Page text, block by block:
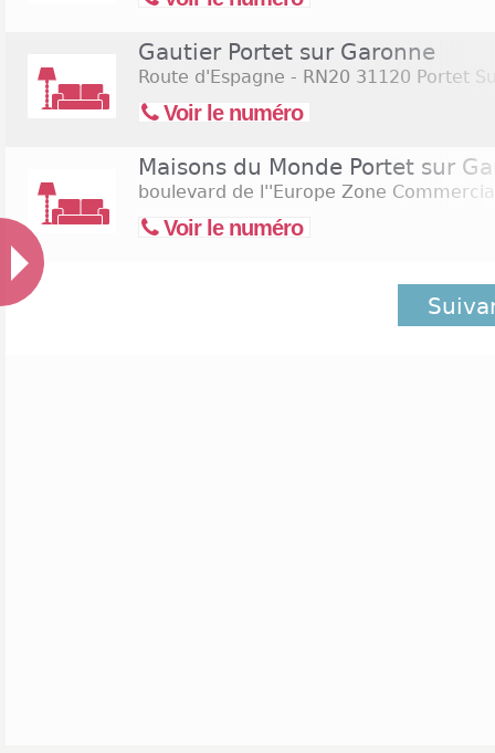
Gautier Portet sur Garonne
Route d'Espagne - RN20 31120 Portet
Voir le numéro
Maisons du Monde Portet sur
boulevard de l''Europe Zone
Voir le numéro